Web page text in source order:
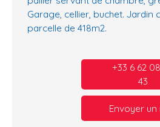
Garage, cellier, buchet. Jardin
parcelle de 418m2.
+33 6 62
43
Envoyer un